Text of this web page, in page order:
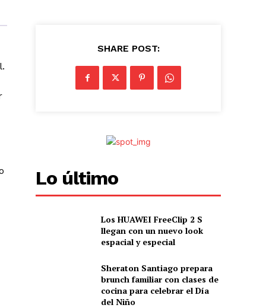
SHARE POST:
Lo último
Los HUAWEI FreeClip 2 S
llegan con un nuevo look
espacial y especial
Sheraton Santiago prepara
brunch familiar con clases de
cocina para celebrar el Día
del Niño